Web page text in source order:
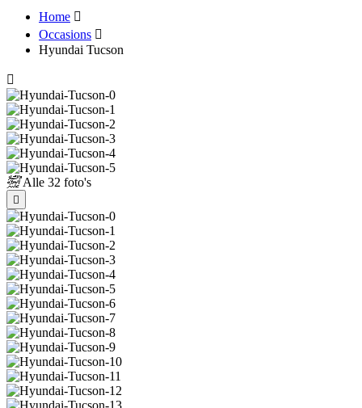
Home
Occasions
Hyundai Tucson
Alle 32 foto's